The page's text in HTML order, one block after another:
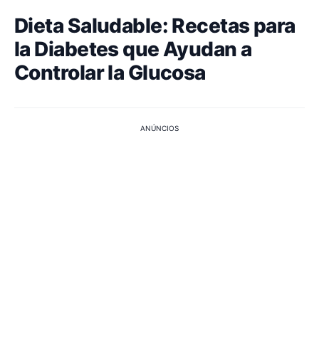
Dieta Saludable: Recetas para
la Diabetes que Ayudan a
Controlar la Glucosa
ANÚNCIOS